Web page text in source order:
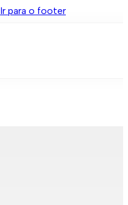
Ir para o footer